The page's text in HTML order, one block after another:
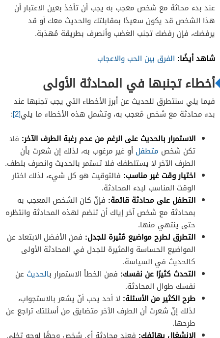
عند بدء محاثة مع شخص معجب به يجب أن تأخذ بعين الاعتبار أن
هذا الشخص قد يكون سعيدًا بمقابلتك والحديث معك أو قد
يرفضك، فإن رفضك تجنب الغضب وأنصرف بطريقة مُهذبة.
شاهد أيضًا: الفرق بين الحب والاعجاب
أخطاء تجنبها في المحادثة الأولى
فيما يلي سنتطرق للحديث عن أبرز الأخطاء التي يجب تجنبها عند
بدء محادثة مع شخص مُعجب به، وتشمل هذه الأخطاء ما يلي[2]
:
الاستمرار بالحديث على الرغم من عدم رغبة الطرف الآخر: فلا
تكن شخص متطفل أو غير مرغوب به، لذلك إن شعرت بأن
الطرف الآخر لا يستلطفك فلا تستمر بالحديث وانصرف بلطف.
اختيار وقت غير مناسب: فالتوقيت هو كل شيء، لذلك اختار
الوقت المناسب لبدء المحادثة.
التطفل على محادثة قائمة: فإنّ كان الشخص المعجب به
بمحادثة مع شخص آخر إياك أن تنضم لهذه المحادثة وانتظره
حتى ينتهي منها.
التطرق لطرح مواضيع مُثيرة للجدل: فمن الأفضل الابتعاد عن
المواضيع الحساسة والمثيرة للجدل في المحادثة الأولى
كالحديث في السياسة.
التحدث كثيرًا عن نفسك: فمن الخطأ الاستمرار بالحديث عن
نفسك طوال المحادثة.
طرح الكثير من الأسئلة: لا أحد يحب أنّ يشعر بالاستجواب،
لذلك إنّ شعرت أن الطرف الآخر متضايق من أسئلتك تراجع عن
طرحها.